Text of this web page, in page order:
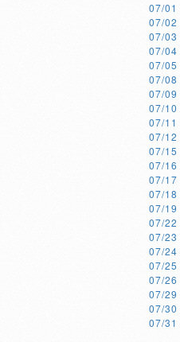
07/01
07/02
07/03
07/04
07/05
07/08
07/09
07/10
07/11
07/12
07/15
07/16
07/17
07/18
07/19
07/22
07/23
07/24
07/25
07/26
07/29
07/30
07/31